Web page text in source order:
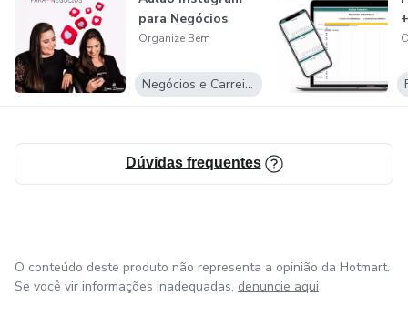
atividades que realmente importam, como nosso trabalho,
nossos hobbies e principalmente nossa família.
Nos últimos 2 anos transformamos a vida de mais de 300
vidas por meio da organização e agora queremos
para Negócios
Organize Bem
Negócios e Carreira
Dúvidas frequentes
O conteúdo deste produto não representa a opinião da Hotmart.
Se você vir informações inadequadas, denuncie aqui